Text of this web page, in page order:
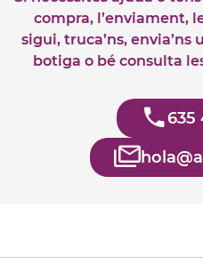
compra, l’enviament,
sigui, truca’ns, envia’ns
botiga o bé consulta
635